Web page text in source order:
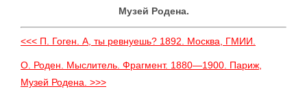
Музей Родена.
<<< П. Гоген. А, ты ревнуешь? 1892. Москва, ГМИИ.
О. Роден. Мыслитель. Фрагмент. 1880—1900. Париж,
Музей Родена. >>>